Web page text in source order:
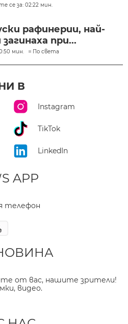
се за: 02:22 мин.
рафинерии, най-
при...
мин. По света
В
Instagram
TikTok
LinkedIn
APP
телефон
от вас, нашите зрители!
видео.